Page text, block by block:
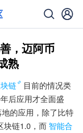
，迈阿币
熟
链
目前的情况类
后应用才全面盛
的应用，除了比特
块链1.0，而 智能合